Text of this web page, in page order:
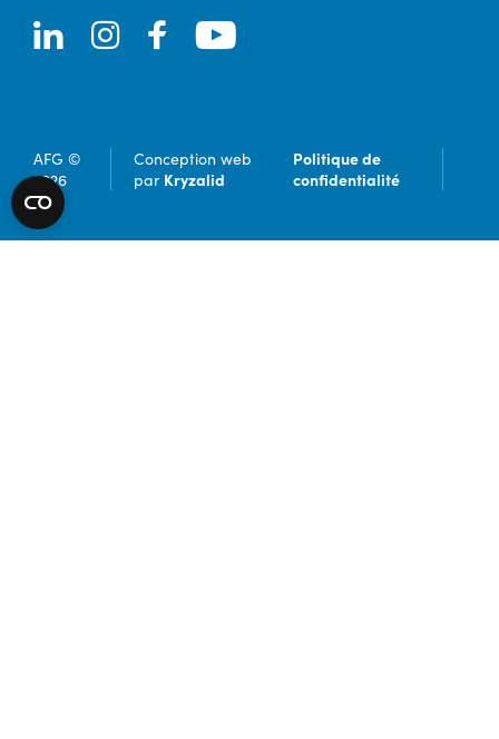
AFG ©
2026
Conception web
par Kryzalid
Politique de
confidentialité